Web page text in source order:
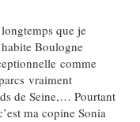
que je
Boulogne
comme
vraiment
de Seine,… Pourtant
ma copine Sonia